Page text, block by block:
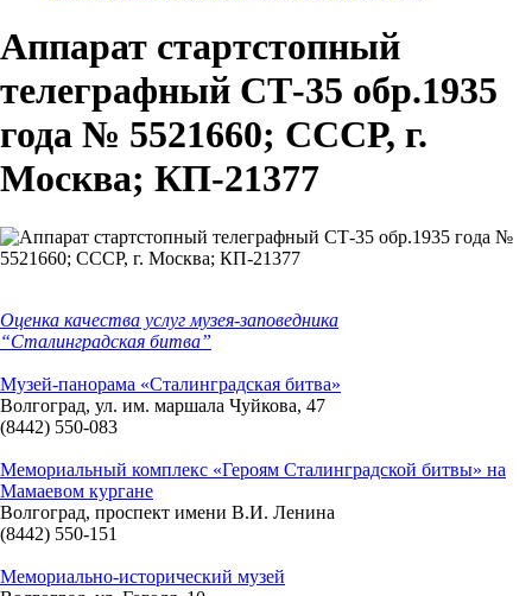
Аппарат стартстопный
телеграфный СТ-35 обр.1935
года № 5521660; СССР, г.
Москва; КП-21377
Оценка качества услуг музея-заповедника
“Сталинградская битва”
Музей-панорама «Сталинградская битва»
Волгоград, ул. им. маршала Чуйкова, 47
(8442) 550-083
Мемориальный комплекс «Героям Сталинградской битвы» на
Мамаевом кургане
Волгоград, проспект имени В.И. Ленина
(8442) 550-151
Мемориально-исторический музей